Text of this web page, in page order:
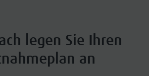
legen Sie Ihren
an